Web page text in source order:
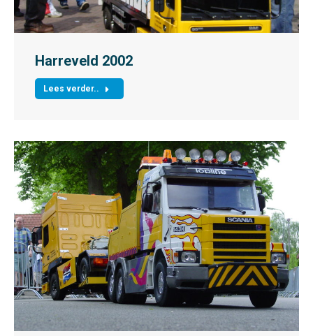
Harreveld 2002
Lees verder..